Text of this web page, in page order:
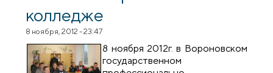
колледже
8 ноября, 2012 - 23:47
8 ноября 2012г. в Вороновском
государственном